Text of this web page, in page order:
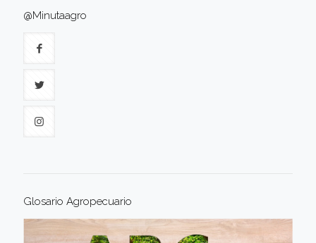
@Minutaagro
Glosario Agropecuario